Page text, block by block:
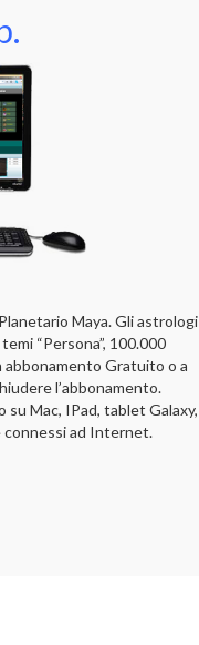
Maya. Gli astrologi
“Persona”, 100.000
Gratuito o a
l’abbonamento.
Mac, IPad, tablet Galaxy,
connessi ad Internet.